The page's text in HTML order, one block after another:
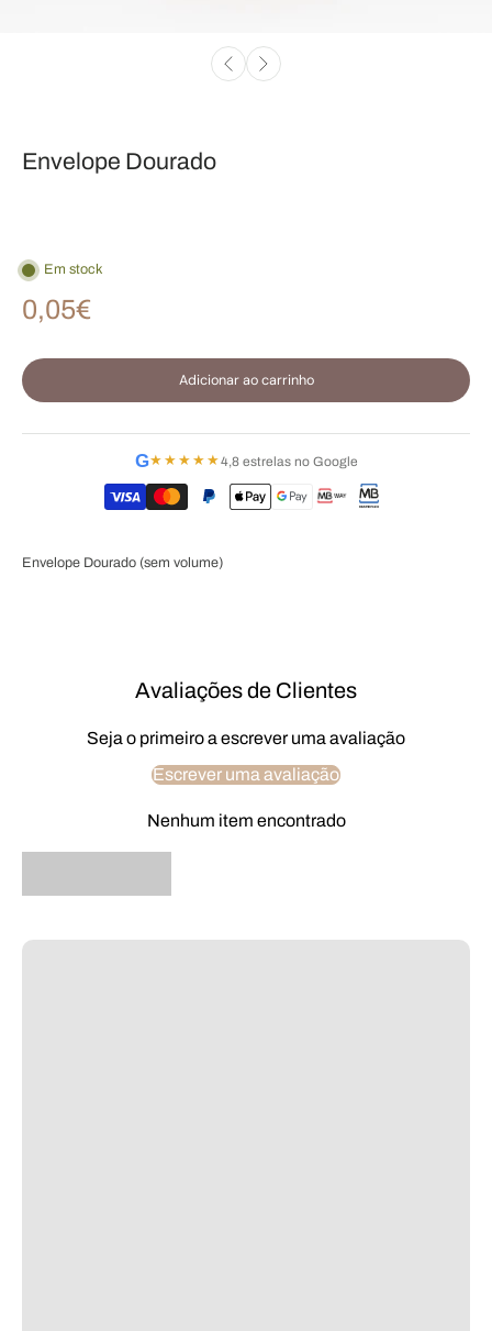
Envelope Dourado
Em stock
0,05€
Adicionar ao carrinho
G★★★★★4,8 estrelas no Google
Envelope Dourado (sem volume)
Avaliações de Clientes
Seja o primeiro a escrever uma avaliação
Escrever uma avaliação
Nenhum item encontrado